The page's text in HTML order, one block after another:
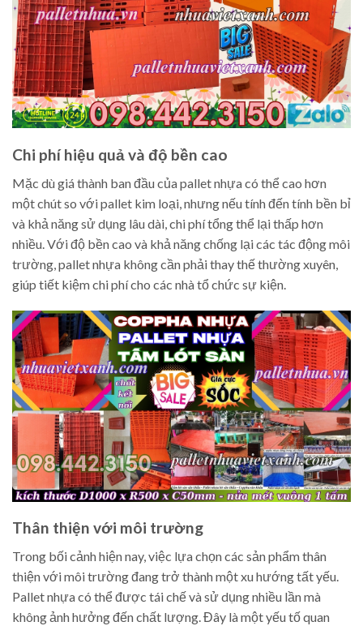
Chi phí hiệu quả và độ bền cao
Mặc dù giá thành ban đầu của pallet nhựa có thể cao hơn
một chút so với pallet kim loại, nhưng nếu tính đến tính bền bỉ
và khả năng sử dụng lâu dài, chi phí tổng thể lại thấp hơn
nhiều. Với độ bền cao và khả năng chống lại các tác động môi
trường, pallet nhựa không cần phải thay thế thường xuyên,
giúp tiết kiệm chi phí cho các nhà tổ chức sự kiện.
Thân thiện với môi trường
Trong bối cảnh hiện nay, việc lựa chọn các sản phẩm thân
thiện với môi trường đang trở thành một xu hướng tất yếu.
Pallet nhựa có thể được tái chế và sử dụng nhiều lần mà
không ảnh hưởng đến chất lượng. Đây là một yếu tố quan